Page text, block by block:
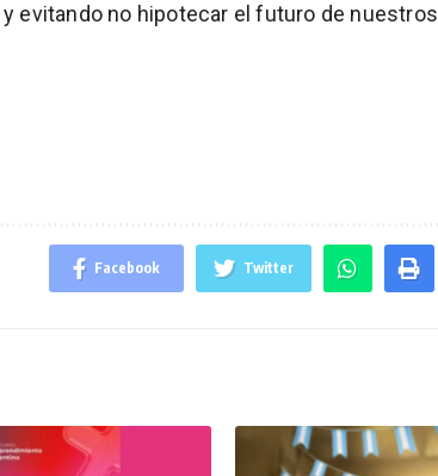
evitando no hipotecar el futuro de nuestros
Facebook Twitter